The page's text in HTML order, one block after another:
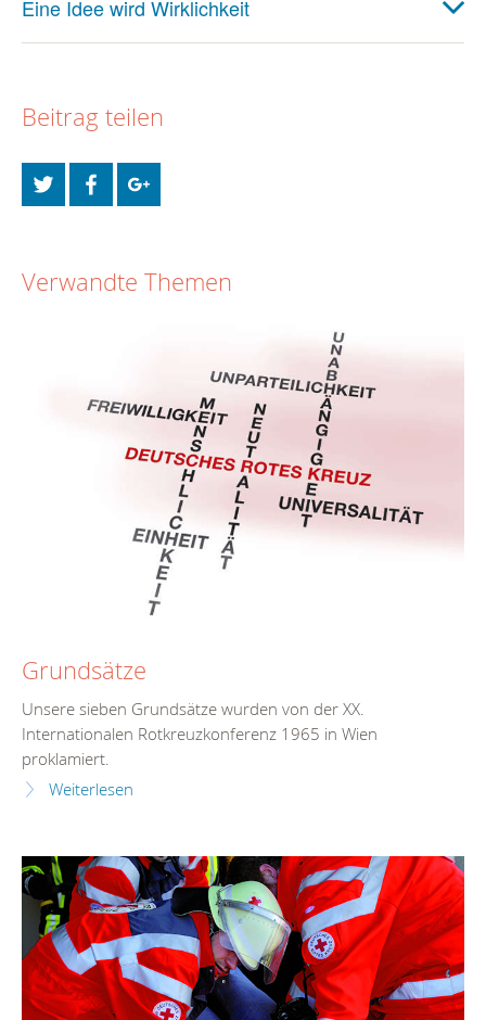
Eine Idee wird Wirklichkeit
Beitrag teilen
Verwandte Themen
Grundsätze
Unsere sieben Grundsätze wurden von der XX.
Internationalen Rotkreuzkonferenz 1965 in Wien
proklamiert.
Weiterlesen